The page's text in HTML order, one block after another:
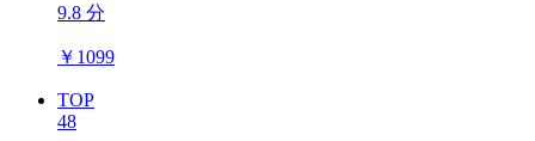
9.8 分
￥ 1099
TOP
48